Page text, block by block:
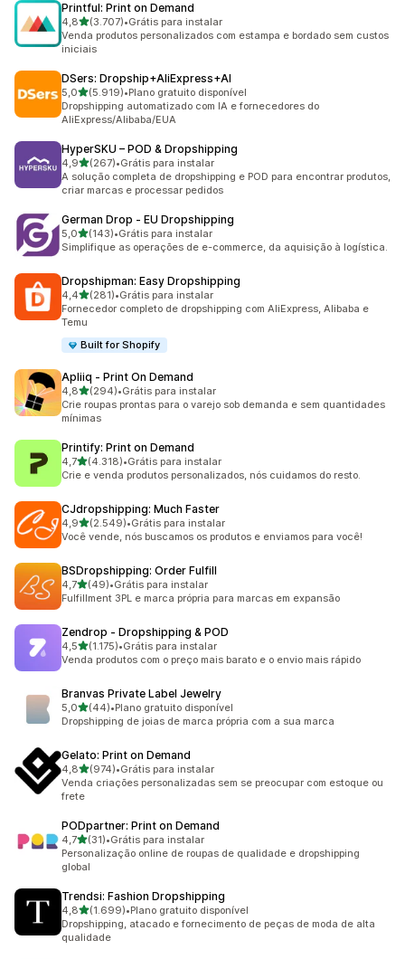
Printful: Print on Demand
4,8de 5 estrelas
(3.707)
3707 avaliações ao todo
•Grátis para instalar
Venda produtos personalizados com estampa e bordado sem custos
iniciais
DSers: Dropship+AliExpress+AI
5,0de 5 estrelas
(5.919)
5919 avaliações ao todo
•Plano gratuito disponível
Dropshipping automatizado com IA e fornecedores do
AliExpress/Alibaba/EUA
HyperSKU – POD & Dropshipping
4,9de 5 estrelas
(267)
267 avaliações ao todo
•Grátis para instalar
A solução completa de dropshipping e POD para encontrar produtos,
criar marcas e processar pedidos
German Drop ‑ EU Dropshipping
5,0de 5 estrelas
(143)
143 avaliações ao todo
•Grátis para instalar
Simplifique as operações de e-commerce, da aquisição à logística.
Dropshipman: Easy Dropshipping
4,4de 5 estrelas
(281)
281 avaliações ao todo
•Grátis para instalar
Fornecedor completo de dropshipping com AliExpress, Alibaba e
Temu
Built for Shopify
Apliiq ‑ Print On Demand
4,8de 5 estrelas
(294)
294 avaliações ao todo
•Grátis para instalar
Crie roupas prontas para o varejo sob demanda e sem quantidades
mínimas
Printify: Print on Demand
4,7de 5 estrelas
(4.318)
4318 avaliações ao todo
•Grátis para instalar
Crie e venda produtos personalizados, nós cuidamos do resto.
CJdropshipping: Much Faster
4,9de 5 estrelas
(2.549)
2549 avaliações ao todo
•Grátis para instalar
Você vende, nós buscamos os produtos e enviamos para você!
BSDropshipping: Order Fulfill
4,7de 5 estrelas
(49)
49 avaliações ao todo
•Grátis para instalar
Fulfillment 3PL e marca própria para marcas em expansão
Zendrop ‑ Dropshipping & POD
4,5de 5 estrelas
(1.175)
1175 avaliações ao todo
•Grátis para instalar
Venda produtos com o preço mais barato e o envio mais rápido
Branvas Private Label Jewelry
5,0de 5 estrelas
(44)
44 avaliações ao todo
•Plano gratuito disponível
Dropshipping de joias de marca própria com a sua marca
Gelato: Print on Demand
4,8de 5 estrelas
(974)
974 avaliações ao todo
•Grátis para instalar
Venda criações personalizadas sem se preocupar com estoque ou
frete
PODpartner: Print on Demand
4,7de 5 estrelas
(31)
31 avaliações ao todo
•Grátis para instalar
Personalização online de roupas de qualidade e dropshipping
global
Trendsi: Fashion Dropshipping
4,8de 5 estrelas
(1.699)
1699 avaliações ao todo
•Plano gratuito disponível
Dropshipping, atacado e fornecimento de peças de moda de alta
qualidade